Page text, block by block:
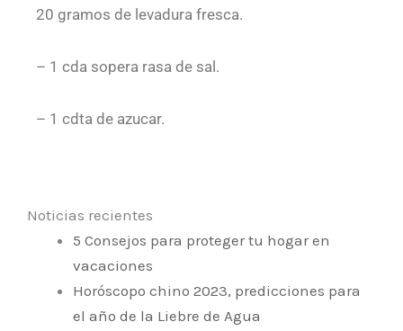
20 gramos de levadura fresca.
– 1 cda sopera rasa de sal.
– 1 cdta de azucar.
Noticias recientes
5 Consejos para proteger tu hogar en
vacaciones
Horóscopo chino 2023, predicciones para
el año de la Liebre de Agua